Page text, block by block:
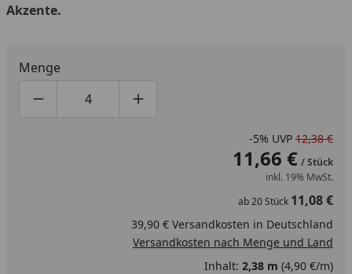
Akzente.
Menge
Produktmenge um eins verringern
Produktmenge manuell eingeben
Produktmenge um eins erhöhen
-5% UVP 12,38 €
11,66 € / Stück
inkl. 19% MwSt.
ab20Stück 11,08 €
39,90 € Versandkosten in Deutschland
Versandkosten nach Menge und Land
Inhalt: 2,38 m (4,90 €/m)